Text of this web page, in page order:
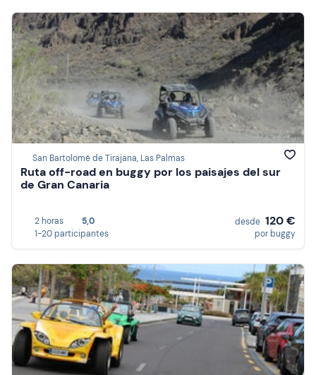
San Bartolomé de Tirajana, Las Palmas
Ruta off-road en buggy por los paisajes del sur
de Gran Canaria
2 horas
5,0
1-20 participantes
desde 120 €
por buggy